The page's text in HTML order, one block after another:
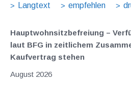
Langtext
empfehlen
Hauptwohnsitz​­befreiung –
laut BFG in zeitlichem
Kaufvertrag stehen
August 2026